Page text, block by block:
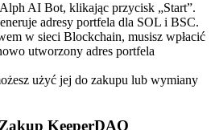
dochód pasywny
AI Bot, klikając przycisk „Start”.
adresy portfela dla SOL i BSC.
w sieci Blockchain, musisz wpłacić
utworzony adres portfela
użyć jej do zakupu lub wymiany
KeeperDAO